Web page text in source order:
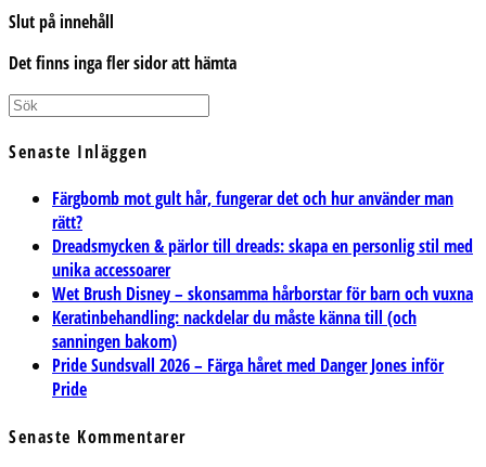
Slut på innehåll
Det finns inga fler sidor att hämta
Senaste Inläggen
Färgbomb mot gult hår, fungerar det och hur använder man
rätt?
Dreadsmycken & pärlor till dreads: skapa en personlig stil med
unika accessoarer
Wet Brush Disney – skonsamma hårborstar för barn och vuxna
Keratinbehandling: nackdelar du måste känna till (och
sanningen bakom)
Pride Sundsvall 2026 – Färga håret med Danger Jones inför
Pride
Senaste Kommentarer